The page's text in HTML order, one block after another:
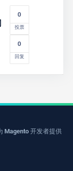
0
投票
0
回复
Magento 开发者提供